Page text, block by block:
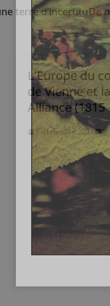
terre d’incertituDe
L’Europe du
de Vienne et
Alliance (1815
5 décembre 2011 0